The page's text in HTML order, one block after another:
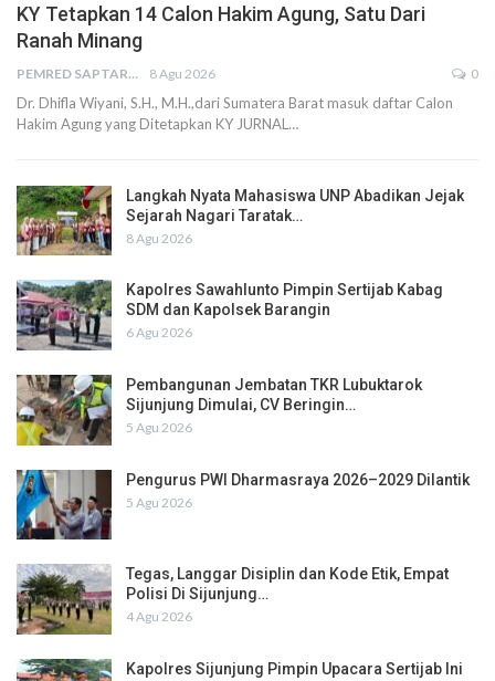
KY Tetapkan 14 Calon Hakim Agung, Satu Dari
Ranah Minang
PEMRED SAPTARIUS 8 Agu 2026 0
Dr. Dhifla Wiyani, S.H., M.H.,dari Sumatera Barat masuk daftar Calon
Hakim Agung yang Ditetapkan KY JURNAL…
Langkah Nyata Mahasiswa UNP Abadikan Jejak
Sejarah Nagari Taratak…
8 Agu 2026
Kapolres Sawahlunto Pimpin Sertijab Kabag
SDM dan Kapolsek Barangin
6 Agu 2026
Pembangunan Jembatan TKR Lubuktarok
Sijunjung Dimulai, CV Beringin…
5 Agu 2026
Pengurus PWI Dharmasraya 2026–2029 Dilantik
5 Agu 2026
Tegas, Langgar Disiplin dan Kode Etik, Empat
Polisi Di Sijunjung…
4 Agu 2026
Kapolres Sijunjung Pimpin Upacara Sertijab Ini